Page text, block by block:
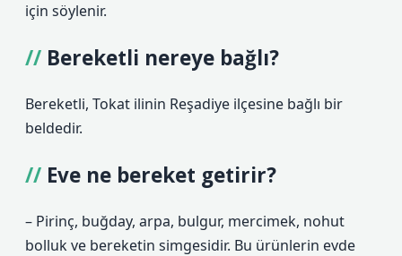
için söylenir.
Bereketli nereye bağlı?
Bereketli, Tokat ilinin Reşadiye ilçesine bağlı bir
beldedir.
Eve ne bereket getirir?
– Pirinç, buğday, arpa, bulgur, mercimek, nohut
bolluk ve bereketin simgesidir. Bu ürünlerin evde